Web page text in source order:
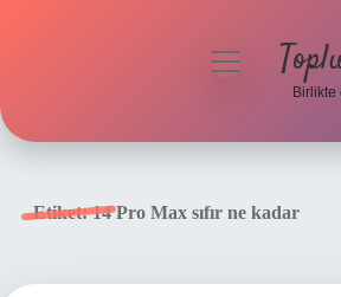
menüyü
Birlikte
Etiket:14 Pro Max sıfır ne kadar